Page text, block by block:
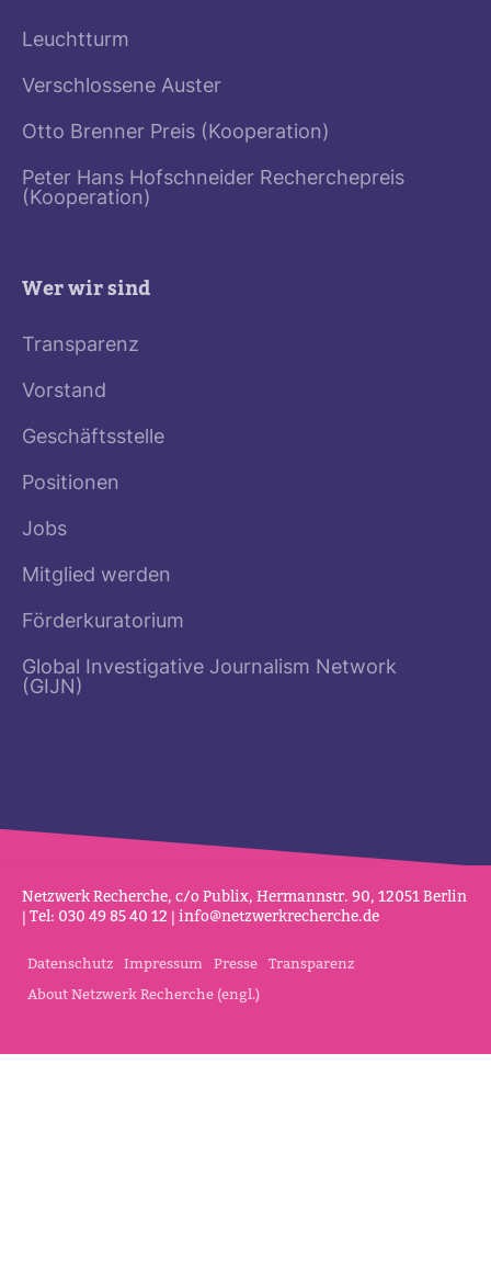
Leuchtturm
Verschlossene Auster
Otto Brenner Preis (Kooperation)
Peter Hans Hofschneider Recherchepreis
(Kooperation)
Wer wir sind
Transparenz
Vorstand
Geschäftsstelle
Positionen
Jobs
Mitglied werden
Förderkuratorium
Global Investigative Journalism Network
(GIJN)
Netz­werk Recherche, c/o Publix, Her­mannstr. 90, 12051 Berlin
| Tel: 030 49 85 40 12 | info@netz­werk­re­cherche.de
Datenschutz Impressum Presse Transparenz
About Netzwerk Recherche (engl.)